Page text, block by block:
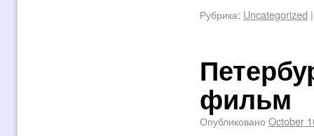
Рубрика: Uncategorized |
фильм
Опубликовано October